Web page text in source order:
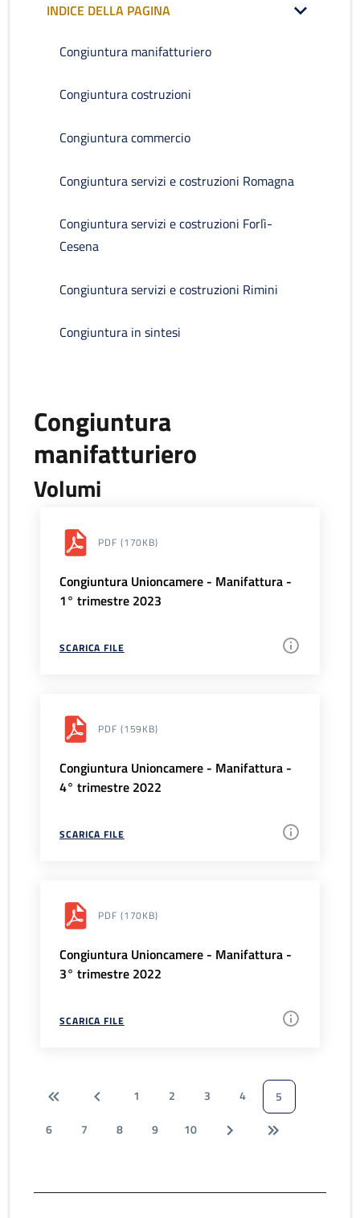
INDICE DELLA PAGINA
Congiuntura manifatturiero
Congiuntura costruzioni
Congiuntura commercio
Congiuntura servizi e costruzioni Romagna
Congiuntura servizi e costruzioni Forlì-
Cesena
Congiuntura servizi e costruzioni Rimini
Congiuntura in sintesi
Congiuntura
manifatturiero
Volumi
PDF (170KB)
Congiuntura Unioncamere - Manifattura -
1° trimestre 2023
SCARICA FILE
PDF (159KB)
Congiuntura Unioncamere - Manifattura -
4° trimestre 2022
SCARICA FILE
PDF (170KB)
Congiuntura Unioncamere - Manifattura -
3° trimestre 2022
SCARICA FILE
1 2 3 4
5
6
7 8 9 10